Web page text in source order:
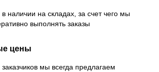
наличии на складах, за счет чего мы
выполнять заказы
цены
мы всегда предлагаем